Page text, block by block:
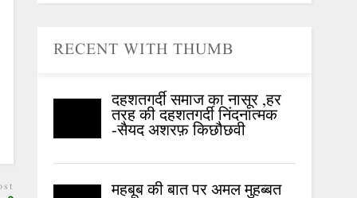
RECENT WITH THUMB
दहशतगर्दी समाज का नासूर ,हर
तरह की दहशतगर्दी निंदनात्मक
-सैयद अशरफ़ किछौछवी
महबूब की बात पर अमल मुहब्बत